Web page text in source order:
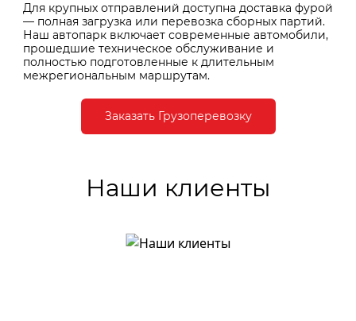
Для крупных отправлений доступна доставка фурой
— полная загрузка или перевозка сборных партий.
Наш автопарк включает современные автомобили,
прошедшие техническое обслуживание и
полностью подготовленные к длительным
межрегиональным маршрутам.
Заказать Грузоперевозку
Наши клиенты